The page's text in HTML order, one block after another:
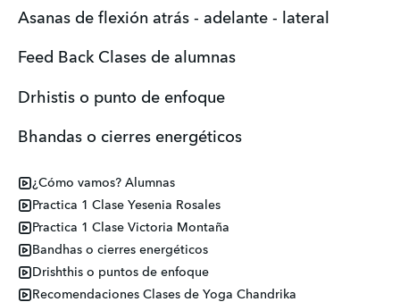
Asanas de flexión atrás - adelante - lateral
Feed Back Clases de alumnas
Drhistis o punto de enfoque
Bhandas o cierres energéticos
¿Cómo vamos? Alumnas
Practica 1 Clase Yesenia Rosales
Practica 1 Clase Victoria Montaña
Bandhas o cierres energéticos
Drishthis o puntos de enfoque
Recomendaciones Clases de Yoga Chandrika